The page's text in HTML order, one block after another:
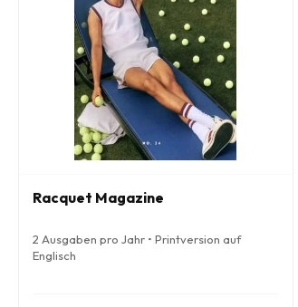
Racquet Magazine
2 Ausgaben pro Jahr • Printversion auf
Englisch